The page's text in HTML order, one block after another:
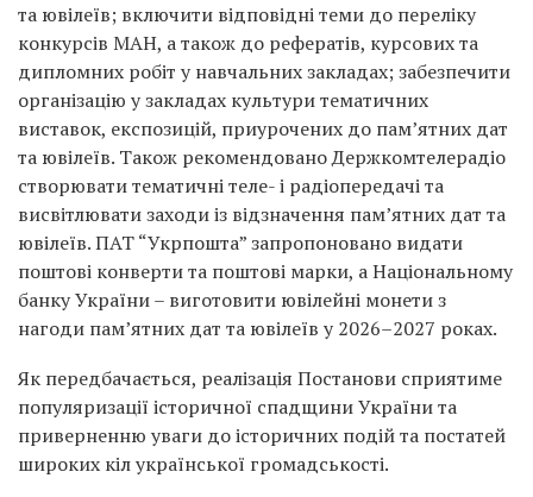
та ювілеїв; включити відповідні теми до переліку
конкурсів МАН, а також до рефератів, курсових та
дипломних робіт у навчальних закладах; забезпечити
організацію у закладах культури тематичних
виставок, експозицій, приурочених до пам’ятних дат
та ювілеїв. Також рекомендовано Держкомтелерадіо
створювати тематичні теле- і радіопередачі та
висвітлювати заходи із відзначення пам’ятних дат та
ювілеїв. ПАТ “Укрпошта” запропоновано видати
поштові конверти та поштові марки, а Національному
банку України – виготовити ювілейні монети з
нагоди пам’ятних дат та ювілеїв у 2026–2027 роках.
Як передбачається, реалізація Постанови сприятиме
популяризації історичної спадщини України та
приверненню уваги до історичних подій та постатей
широких кіл української громадськості.